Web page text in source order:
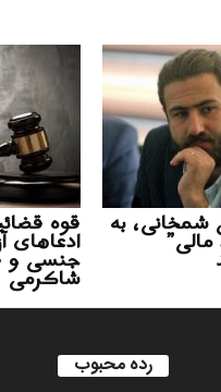
قوه
ادعاهای
جنسی و
شاکرمی
شمخانی، به
رده محبوب